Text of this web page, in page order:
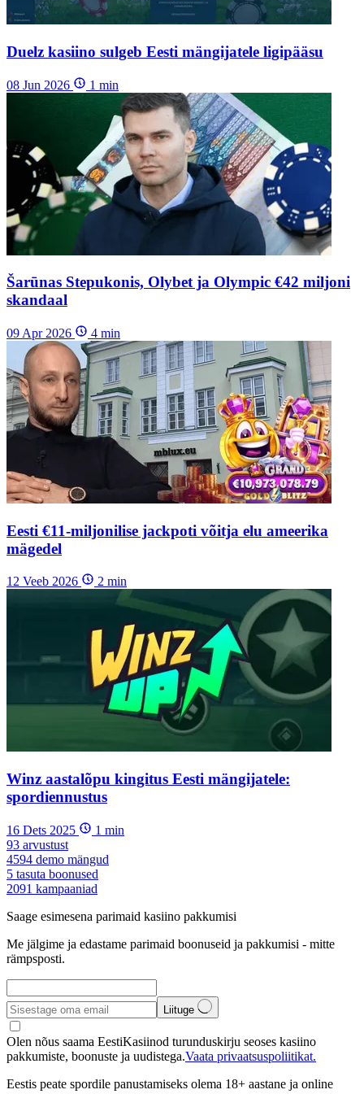
Duelz kasiino sulgeb Eesti mängijatele ligipääsu
08 Jun 2026 1 min
Šarūnas Stepukonis, Olybet ja Olympic €42 miljoni
skandaal
09 Apr 2026 4 min
Eesti €11-miljonilise jackpoti võitja elu ameerika
mägedel
12 Veeb 2026 2 min
Winz aastalõpu kingitus Eesti mängijatele:
spordiennustus
16 Dets 2025 1 min
93 arvustust
4594 demo mängud
5 tasuta boonused
2091 kampaaniad
Saage esimesena parimaid kasiino pakkumisi
Me jälgime ja edastame parimaid boonuseid ja pakkumisi - mitte
rämpsposti.
Liituge
Olen nõus saama EestiKasiinod turunduskirju seoses kasiino
pakkumiste, boonuste ja uudistega.Vaata privaatsuspoliitikat.
Eestis peate spordile panustamiseks olema 18+ aastane ja online